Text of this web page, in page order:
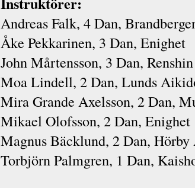
Andreas Falk, 4 Dan,
Åke Pekkarinen, 3 Dan, Enighet
John Mårtensson, 3 Dan, Renshin
Moa Lindell, 2 Dan, Lunds
Mira Grande Axelsson, 2 Dan,
Mikael Olofsson, 2 Dan, Enighet
Magnus Bäcklund, 2 Dan,
Torbjörn Palmgren, 1 Dan,